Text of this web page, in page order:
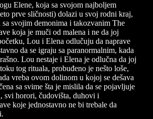
Elene, koja sa svojom najboljem
prve sličnosti) dolazi u svoj rodni kraj,
sa svojim demonima i takozvanim The
koja je muči od malena i ne da joj
Lou i Elena odlučuju da naprave
da se igraju sa paranormalnim, kada
Lou nestaje i Elena je odlučna da joj
tog rituala, probuđeno je nešto loše,
vreba ovom dolinom u kojoj se dešava
sa svime šta je mislila da se pojavljuje
svi horori, čudovišta, duhovi i
koje jednostavno ne bi trebale da